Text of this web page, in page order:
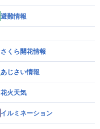
避難情報
さくら開花情報
あじさい情報
花火天気
イルミネーション